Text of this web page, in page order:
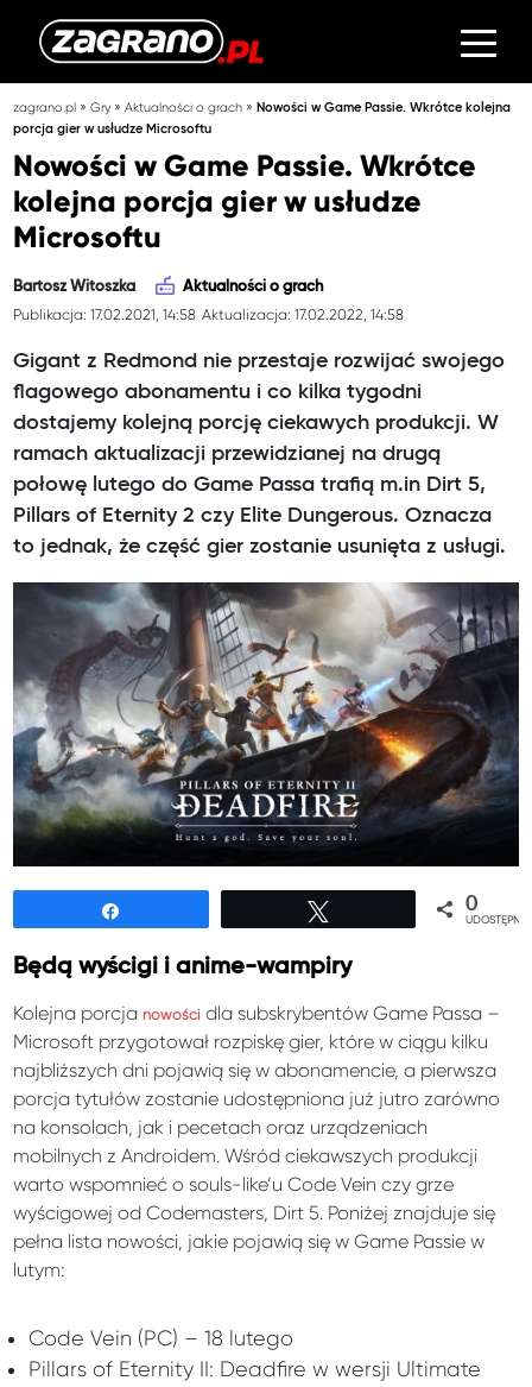
zagrano.pl »Gry»Aktualności o grach »Nowości w Game Passie. Wkrótce kolejna
porcja gier w usłudze Microsoftu
Nowości w Game Passie. Wkrótce
kolejna porcja gier w usłudze
Microsoftu
Bartosz Witoszka Aktualności o grach
Publikacja: 17.02.2021, 14:58 Aktualizacja: 17.02.2022, 14:58
Gigant z Redmond nie przestaje rozwijać swojego
flagowego abonamentu i co kilka tygodni
dostajemy kolejną porcję ciekawych produkcji. W
ramach aktualizacji przewidzianej na drugą
połowę lutego do Game Passa trafią m.in Dirt 5,
Pillars of Eternity 2 czy Elite Dungerous. Oznacza
to jednak, że część gier zostanie usunięta z usługi.
0
Będą wyścigi i anime-wampiry
Kolejna porcja nowości dla subskrybentów Game Passa –
Microsoft przygotował rozpiskę gier, które w ciągu kilku
najbliższych dni pojawią się w abonamencie, a pierwsza
porcja tytułów zostanie udostępniona już jutro zarówno
na konsolach, jak i pecetach oraz urządzeniach
mobilnych z Androidem. Wśród ciekawszych produkcji
warto wspomnieć o souls-like’u Code Vein czy grze
wyścigowej od Codemasters, Dirt 5. Poniżej znajduje się
pełna lista nowości, jakie pojawią się w Game Passie w
lutym:
Code Vein (PC) – 18 lutego
Pillars of Eternity II: Deadfire w wersji Ultimate